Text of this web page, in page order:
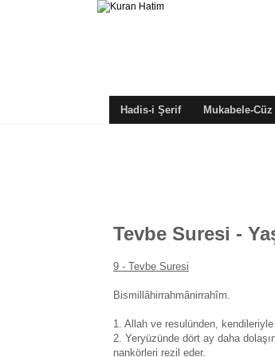
Hadis-i Şerif Mukabele-Cüz
Tevbe Suresi -
9 - Tevbe Suresi
Bismillâhirrahmânirrahîm.
1. Allah ve resulünden,
2. Yeryüzünde dört ay daha
nankörleri rezil eder.